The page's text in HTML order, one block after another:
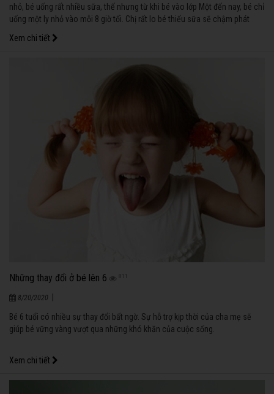
nhỏ, bé uống rất nhiều sữa, thế nhưng từ khi bé vào lớp Một đến nay, bé chỉ
uống một ly nhỏ vào mỗi 8 giờ tối. Chị rất lo bé thiếu sữa sẽ chậm phát
sữa vào lúc nào vì bé học cả ngày ở trường, chiều về lại phải học thêm với
Xem chi tiết
Những thay đổi ở bé lên 6 811
8/20/2020
Bé 6 tuổi có nhiều sự thay đổi bất ngờ. Sự hỗ trợ kịp thời của cha mẹ sẽ
giúp bé vững vàng vượt qua những khó khăn của cuộc sống.
Xem chi tiết